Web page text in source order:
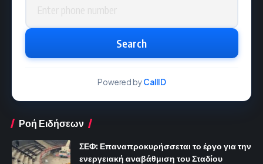
Search
Powered byCallID
Ροή Ειδήσεων
ΣΕΦ: Επαναπροκυρήσσεται το έργο για την
ενεργειακή αναβάθμιση του Σταδίου